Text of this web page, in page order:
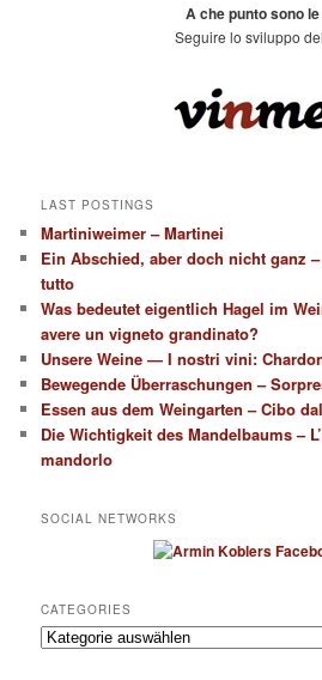
A che punto sono
Seguire lo sviluppo
LAST POSTINGS
Martiniweimer – Martinei
Ein Abschied, aber doch nicht ganz
tutto
Was bedeutet eigentlich Hagel im
avere un vigneto grandinato?
Unsere Weine — I nostri vini:
Bewegende Überraschungen –
Essen aus dem Weingarten – Cibo
Die Wichtigkeit des Mandelbaums –
mandorlo
SOCIAL NETWORKS
CATEGORIES
Categories